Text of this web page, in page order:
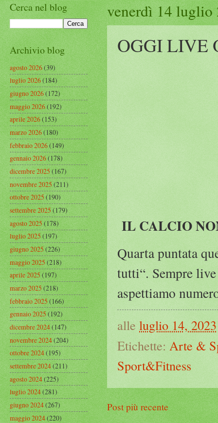
venerdì 14 luglio
OGGI LIVE
IL CALCIO
Quarta puntata
tutti“. Sempre
aspettiamo
alle luglio 14, 2023
Etichette: Arte &
Sport&Fitness
Post più recente
Cerca nel blog
Archivio blog
agosto 2026(39)
luglio 2026(184)
giugno 2026(172)
maggio 2026(192)
aprile 2026(153)
marzo 2026(180)
febbraio 2026(149)
gennaio 2026(178)
dicembre 2025(167)
novembre 2025(211)
ottobre 2025(190)
settembre 2025(179)
agosto 2025(178)
luglio 2025(197)
giugno 2025(226)
maggio 2025(218)
aprile 2025(197)
marzo 2025(218)
febbraio 2025(166)
gennaio 2025(192)
dicembre 2024(147)
novembre 2024(204)
ottobre 2024(195)
settembre 2024(211)
agosto 2024(225)
luglio 2024(281)
giugno 2024(267)
maggio 2024(220)